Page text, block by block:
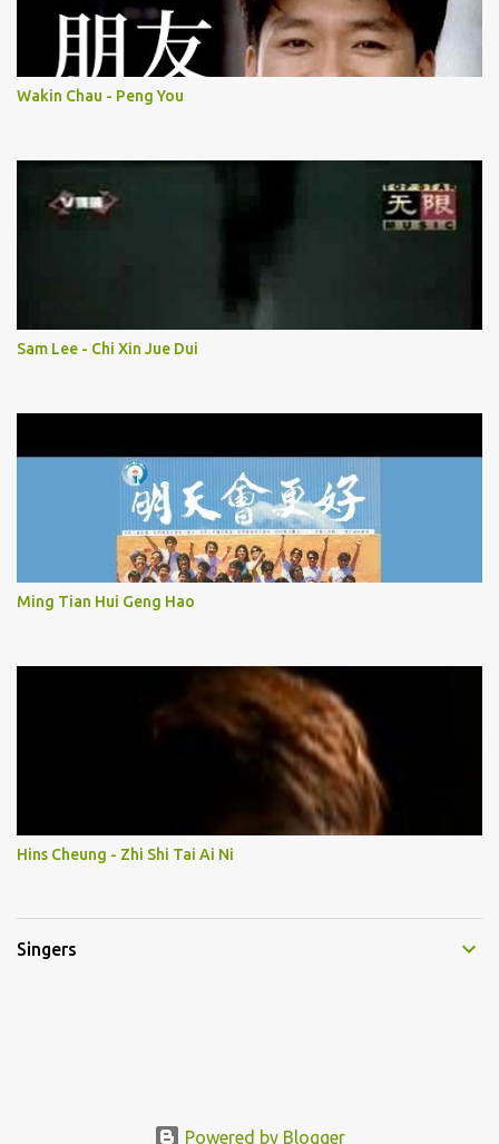
Wakin Chau - Peng You
Sam Lee - Chi Xin Jue Dui
Ming Tian Hui Geng Hao
Hins Cheung - Zhi Shi Tai Ai Ni
Singers
Powered by Blogger